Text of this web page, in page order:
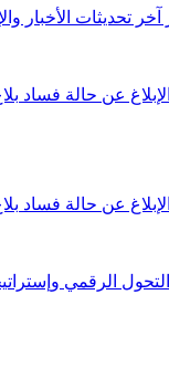
آخر تحديثات الأخبار
الإبلاغ عن حالة فساد
الإبلاغ عن حالة فساد
التحول الرقمي